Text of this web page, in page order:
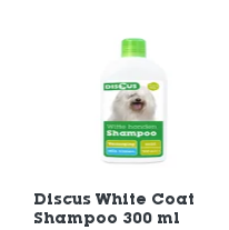
Discus White Coat
Shampoo 300 ml